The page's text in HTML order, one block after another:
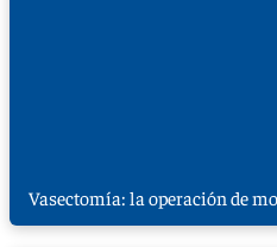
Vasectomía: la operación de